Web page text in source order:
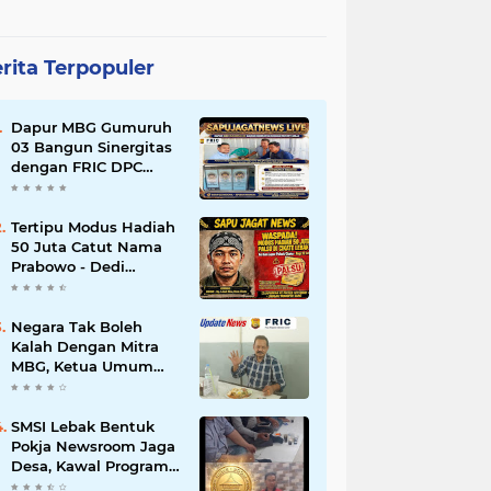
Terpopuler
Dapur MBG Gumuruh
03 Bangun Sinergitas
dengan FRIC DPC
Kabupaten Lebak,
SOP BGN Pusat
Tertipu Modus Hadiah
50 Juta Catut Nama
Prabowo - Dedi
Mulyadi, Pasutri di
Lebak Rugi Rp 12 Juta
Lebih
Negara Tak Boleh
Kalah Dengan Mitra
MBG, Ketua Umum
APKLI-P: Silahkan
Kantin Sekolah
SMSI Lebak Bentuk
Pokja Newsroom Jaga
Desa, Kawal Program
Desa Agar Bisa Maju